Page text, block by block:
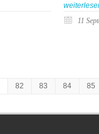
11
82 83 84 85